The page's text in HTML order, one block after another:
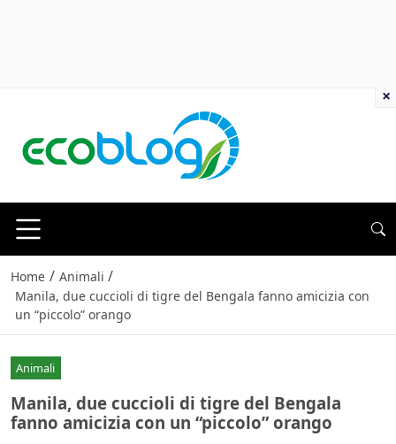
Home / Animali /
Manila, due cuccioli di tigre del Bengala fanno amicizia con
un “piccolo” orango
Animali
Manila, due cuccioli di tigre del Bengala
fanno amicizia con un “piccolo” orango
×